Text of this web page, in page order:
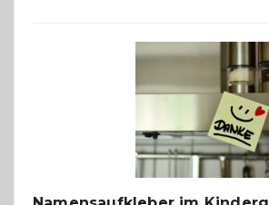
ist
eine
die